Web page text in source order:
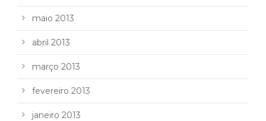
maio 2013
abril 2013
março 2013
fevereiro 2013
janeiro 2013